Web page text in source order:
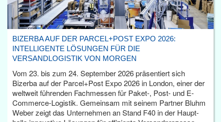
BIZERBA AUF DER PARCEL+POST EXPO 2026:
INTELLIGENTE LÖSUNGEN FÜR DIE
VERSANDLOGISTIK VON MORGEN
Vom 23. bis zum 24. September 2026 präsentiert sich
Bizerba auf der Parcel+Post Expo 2026 in London, einer der
weltweit führenden Fachmessen für Paket-, Post- und E-
Commerce-Logistik. Gemeinsam mit seinem Partner Bluhm
Weber zeigt das Unternehmen an Stand F40 in der Haupt­